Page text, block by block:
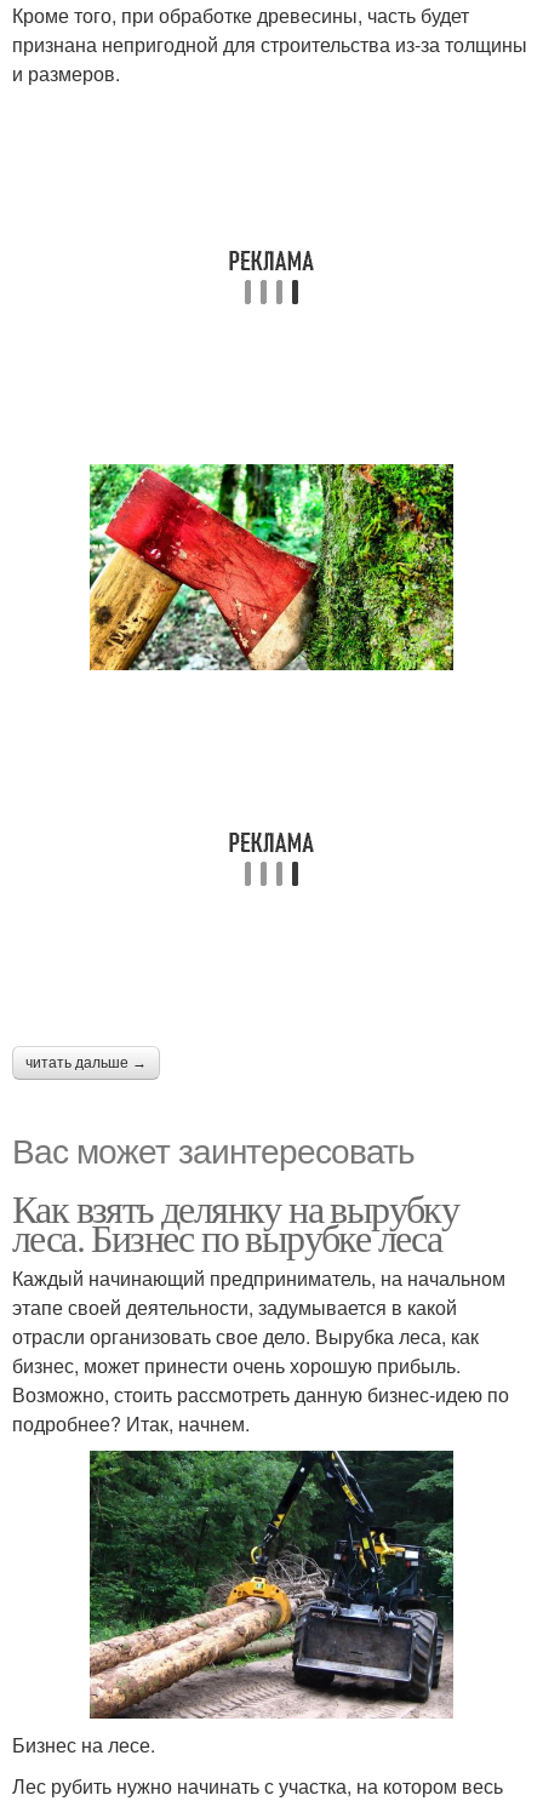
Кроме того, при обработке древесины, часть будет
признана непригодной для строительства из-за толщины
и размеров.
читать дальше →
Вас может заинтересовать
Как взять делянку на вырубку
леса. Бизнес по вырубке леса
Каждый начинающий предприниматель, на начальном
этапе своей деятельности, задумывается в какой
отрасли организовать свое дело. Вырубка леса, как
бизнес, может принести очень хорошую прибыль.
Возможно, стоить рассмотреть данную бизнес-идею по
подробнее? Итак, начнем.
Бизнес на лесе.
Лес рубить нужно начинать с участка, на котором весь